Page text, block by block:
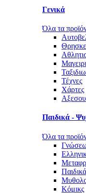
Γενικά
Όλα τα
Τέχνες
Χάρτες
Παιδικά -
Όλα τα
Κόμικς